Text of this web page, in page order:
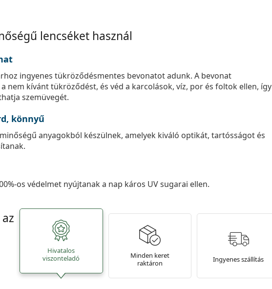
lencséket használ
ingyenes tükröződésmentes bevonatot adunk. A bevonat
nem kívánt tükröződést, és véd a karcolások, víz, por és foltok ellen, így
szemüvegét.
könnyű
anyagokból készülnek, amelyek kiváló optikát, tartósságot és
os védelmet nyújtanak a nap káros UV sugarai ellen.
Hivatalos
viszonteladó
Minden keret
raktáron
Ingyenes szállítás